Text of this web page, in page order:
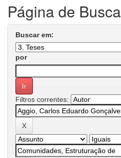
Página de Busca
Buscar em:
por
Filtros correntes: